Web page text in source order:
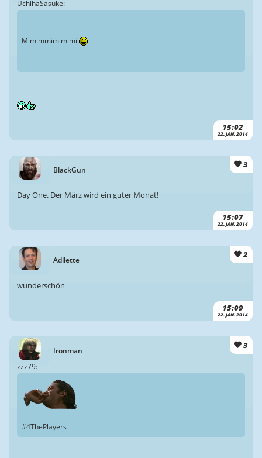
15:02
22. JAN. 2014
UchihaSasuke:
Mimimmimimimi
BlackGun
3
15:07
22. JAN. 2014
Day One. Der März wird ein guter Monat!
Adilette
2
15:09
22. JAN. 2014
wunderschön
Ironman
3
zzz79:
#4ThePlayers